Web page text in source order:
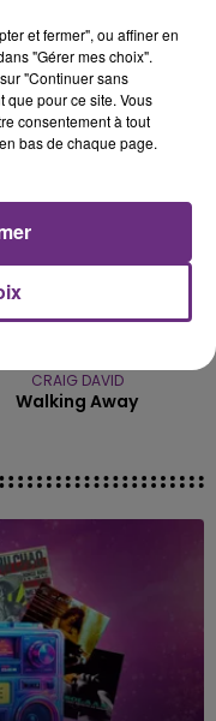
FEAT. CALVIN HARRIS
We Found Love
CRAIG DAVID
Walking Away
et fermer", ou affiner en
"Gérer mes choix".
"Continuer sans
que pour ce site. Vous
consentement à tout
bas de chaque page.